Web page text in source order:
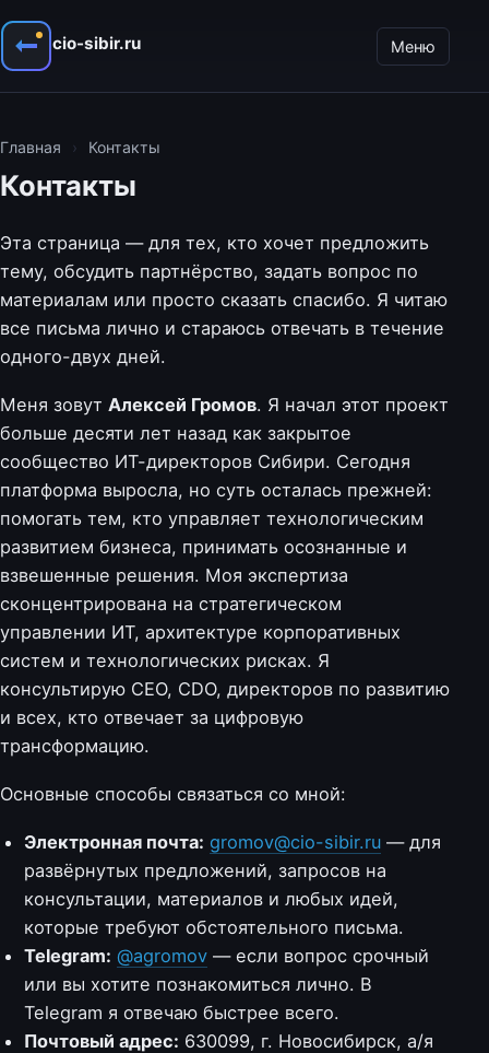
cio-sibir.ru Меню
Главная › Контакты
Контакты
Эта страница — для тех, кто хочет предложить
тему, обсудить партнёрство, задать вопрос по
материалам или просто сказать спасибо. Я читаю
все письма лично и стараюсь отвечать в течение
одного-двух дней.
Меня зовут Алексей Громов. Я начал этот проект
больше десяти лет назад как закрытое
сообщество ИТ-директоров Сибири. Сегодня
платформа выросла, но суть осталась прежней:
помогать тем, кто управляет технологическим
развитием бизнеса, принимать осознанные и
взвешенные решения. Моя экспертиза
сконцентрирована на стратегическом
управлении ИТ, архитектуре корпоративных
систем и технологических рисках. Я
консультирую CEO, CDO, директоров по развитию
и всех, кто отвечает за цифровую
трансформацию.
Основные способы связаться со мной:
Электронная почта: gromov@cio-sibir.ru — для
развёрнутых предложений, запросов на
консультации, материалов и любых идей,
которые требуют обстоятельного письма.
Telegram: @agromov — если вопрос срочный
или вы хотите познакомиться лично. В
Telegram я отвечаю быстрее всего.
Почтовый адрес: 630099, г. Новосибирск, а/я